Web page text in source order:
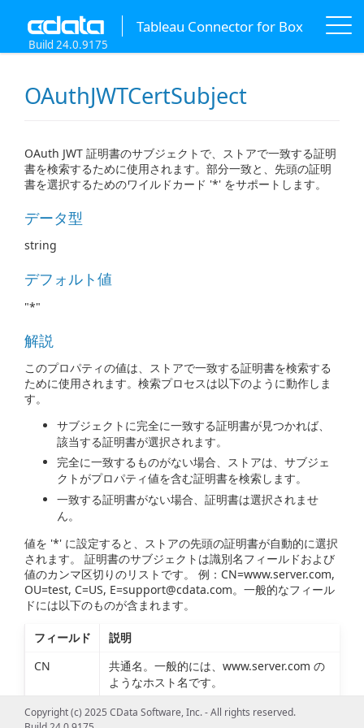
Tableau Connector for Box
Build 24.0.9175
OAuthJWTCertSubject
OAuth JWT 証明書のサブジェクトで、ストアで一致する証明
書を検索するために使用されます。部分一致と、先頭の証明
書を選択するためのワイルドカード '*' をサポートします。
データ型
string
デフォルト値
"*"
解説
このプロパティの値は、ストアで一致する証明書を検索する
ために使用されます。検索プロセスは以下のように動作しま
す。
サブジェクトに完全に一致する証明書が見つかれば、
該当する証明書が選択されます。
完全に一致するものがない場合、ストアは、サブジェ
クトがプロパティ値を含む証明書を検索します。
一致する証明書がない場合、証明書は選択されませ
ん。
値を '*' に設定すると、ストアの先頭の証明書が自動的に選択
されます。 証明書のサブジェクトは識別名フィールドおよび
値のカンマ区切りのリストです。 例：CN=www.server.com,
OU=test, C=US, E=support@cdata.com。一般的なフィール
ドには以下のものが含まれます。
フィールド
説明
CN
共通名。一般的には、www.server.com の
ようなホスト名です。
O
法人名
Copyright (c) 2025 CData Software, Inc. - All rights reserved.